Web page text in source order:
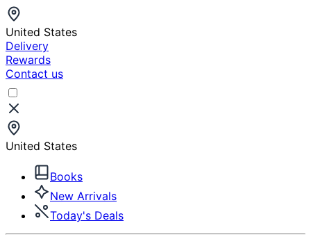
United States
Delivery
Rewards
Contact us
United States
Books
New Arrivals
Today's Deals